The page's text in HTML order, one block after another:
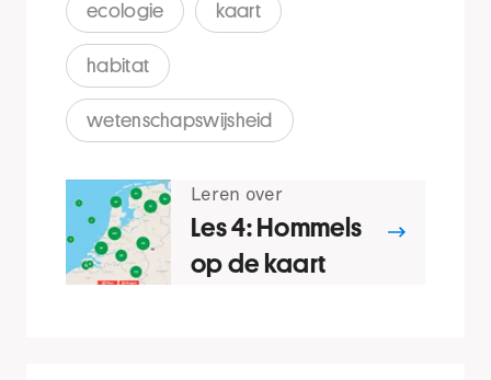
ecologie kaart
habitat
wetenschapswijsheid
Leren over
Les 4: Hommels
op de kaart